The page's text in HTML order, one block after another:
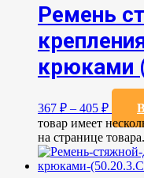
Ремень
крюками
367 ₽ – 405 ₽
товар имеет
на странице товара.